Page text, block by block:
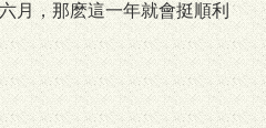
月，那麽這一年就會挺順利